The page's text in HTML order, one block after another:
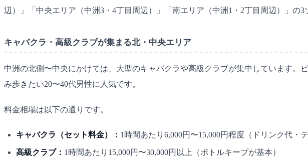
辺）」「中央エリア（中洲3・4丁目周辺）」「南エリア（中洲1・2丁目周辺）」の3
キャバクラ・高級クラブが集まる北・中央エリア
中洲の北側〜中央にかけては、大型のキャバクラや高級クラブが集中しています
み歩きたい20〜40代男性に人気です。
料金相場は以下の通りです。
キャバクラ（セット料金）： 1時間あたり6,000円〜15,000円程度（ドリンク代・
高級クラブ： 1時間あたり15,000円〜30,000円以上（ボトルキープが基本）